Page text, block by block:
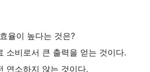
율이 높다는 것은?
비로서 큰 출력을 얻는 것이다.
소하지 않는 것이다.